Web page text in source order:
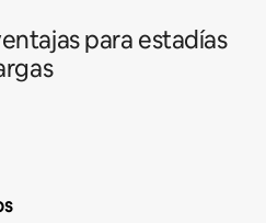
para estadías